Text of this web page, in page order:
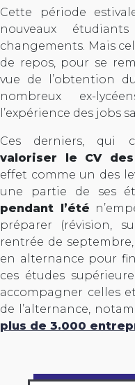
Cette période
nouveaux
changements. Mais
de repos, pour se
vue de l’obtention
nombreux ex-
l’expérience des jobs
Ces derniers, qui
valoriser le CV
effet comme un des
une partie de ses
pendant l’été
préparer (révision,
rentrée de
en alternance pour
ces études
accompagner celles
de l’alternance,
plus de 3.000